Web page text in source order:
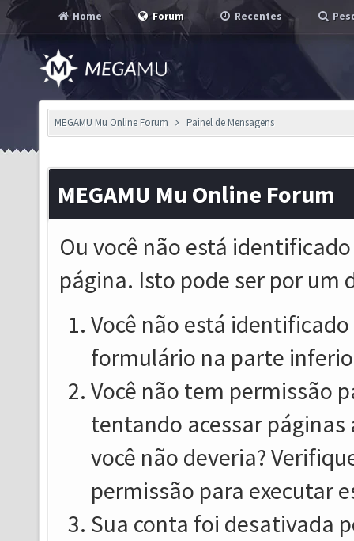
Home Forum Recentes
MEGAMU Mu Online Forum Painel de Mensagens
MEGAMU Mu Online Forum
Ou você não está
página. Isto pode ser por um
Você não está
formulário na parte
Você não tem permissão
tentando acessar
você não deveria?
permissão para executar
Sua conta foi desativada